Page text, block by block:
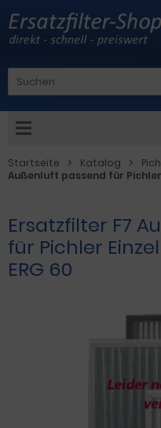
Startseite Katalog
Außenluft passend für
Ersatzfilter F7
für Pichler
ERG 60